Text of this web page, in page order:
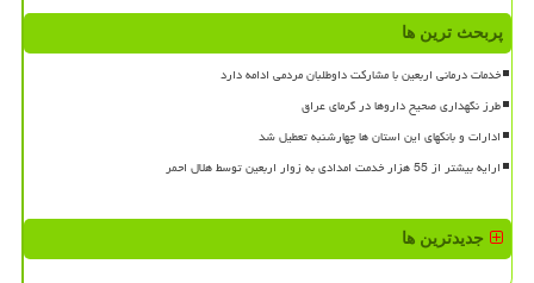
پربحث ترین ها
خدمات درمانی اربعین با مشارکت داوطلبان مردمی ادامه دارد
طرز نگهداری صحیح داروها در گرمای عراق
ادارات و بانکهای این استان ها چهارشنبه تعطیل شد
ارایه بیشتر از 55 هزار خدمت امدادی به زوار اربعین توسط هلال احمر
جدیدترین ها